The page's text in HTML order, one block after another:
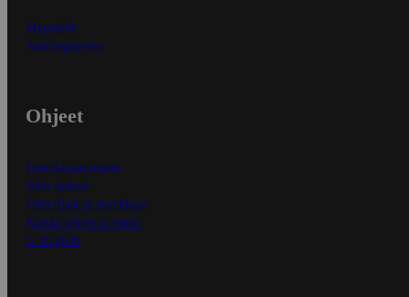
Myymälät
Asiakaspalvelu
Ohjeet
Ensitilaajan ohjeet
Näin maksat
Näin tilaat ja muokkaat
Kaikki ohjeet ja vinkit
In English